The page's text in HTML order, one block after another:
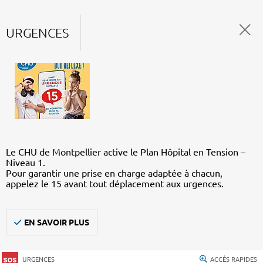
URGENCES
Le CHU de Montpellier active le Plan Hôpital en Tension –
Niveau 1.
Pour garantir une prise en charge adaptée à chacun,
appelez le 15 avant tout déplacement aux urgences.
EN SAVOIR PLUS
URGENCES ACCÈS RAPIDES